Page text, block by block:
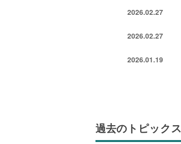
2026.02.27
2026.02.27
2026.01.19
過去のトピックス